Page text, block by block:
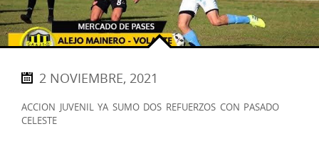
2 NOVIEMBRE, 2021
ACCION JUVENIL YA SUMO DOS REFUERZOS CON PASADO
CELESTE